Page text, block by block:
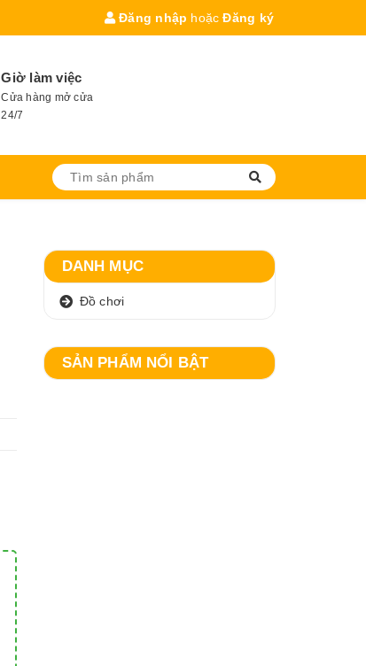
Đăng nhập hoặc Đăng ký
Giờ làm việc
Cửa hàng mở cửa
24/7
DANH MỤC
Đồ chơi
SẢN PHẨM NỔI BẬT